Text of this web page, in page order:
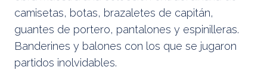
camisetas, botas, brazaletes de capitán,
guantes de portero, pantalones y espinilleras.
Banderines y balones con los que se jugaron
partidos inolvidables.